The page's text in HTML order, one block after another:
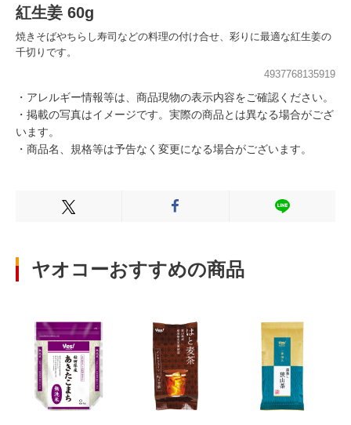
紅生姜 60g
焼きそばやちらし寿司などの料理の付け合せ、彩りに最適な紅生姜の
千切りです。
4937768135919
・アレルギー情報等は、商品現物の表示内容をご確認ください。
・掲載の写真はイメージです。実際の商品とは異なる場合がござ
います。
・商品名、規格等は予告なく変更になる場合がございます。
Xでシェアする FacebookでシェアするLINEでシェ
ヤオコーおすすめの商品